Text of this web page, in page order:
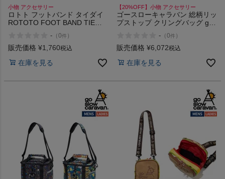
小物 アクセサリー
ロトト フットバンド タイダイ
ROTOTO FOOT BAND TIE
- （0件 ）
販売価格 ¥1,760税込
在庫を見る
【20%OFF】小物 アクセサリー
ゴースローキャラバン 総柄リッ
プストップ クリングバッグ go
- （0件 ）
販売価格 ¥6,072税込
在庫を見る